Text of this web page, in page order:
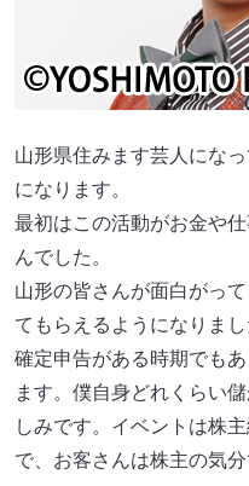
山形県住みます芸人にな
になります。
最初はこの活動がお金や
んでした。
山形の皆さんが面白がっ
てもらえるようになりまし
確定申告がある時期でも
ます。僕自身どれくらい
しみです。イベントは株
で、お客さんは株主の気